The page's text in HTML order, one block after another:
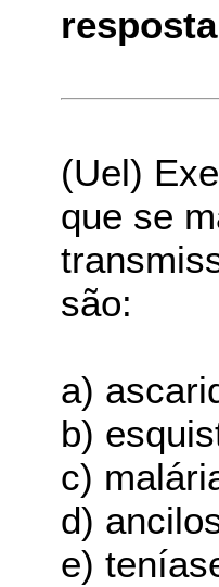
(Uel)
que se
são:
a)
b)
c)
d)
e)